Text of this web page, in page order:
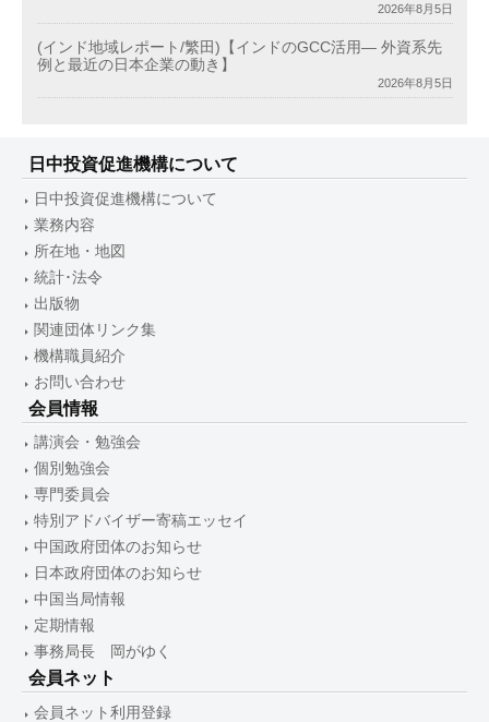
2026年8月5日
(インド地域レポート/繁田)【インドのGCC活用― 外資系先
例と最近の日本企業の動き】
2026年8月5日
日中投資促進機構について
日中投資促進機構について
業務内容
所在地・地図
統計･法令
出版物
関連団体リンク集
機構職員紹介
お問い合わせ
会員情報
講演会・勉強会
個別勉強会
専門委員会
特別アドバイザー寄稿エッセイ
中国政府団体のお知らせ
日本政府団体のお知らせ
中国当局情報
定期情報
事務局長 岡がゆく
会員ネット
会員ネット利用登録